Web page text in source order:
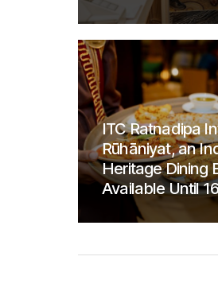
ITC Ratnadipa
Rūhāniyat, an
Heritage Dining
Available Until